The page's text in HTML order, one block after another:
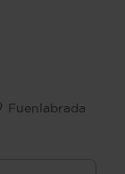
Fuenlabrada